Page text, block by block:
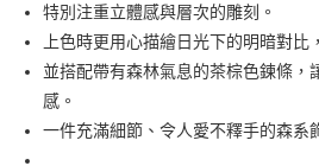
海外配送
特別注重立體感與層次的雕刻。
上色時更用心描繪日光下的明暗對比，
並搭配帶有森林氣息的茶棕色鍊條，
感。
一件充滿細節、令人愛不釋手的森系